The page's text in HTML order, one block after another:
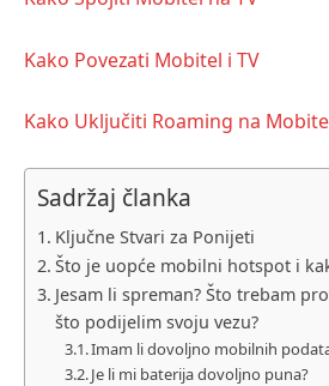
Kako Povezati Mobitel i TV
Kako Uključiti Roaming na
Sadržaj članka
Ključne Stvari za Ponijeti
Što je uopće mobilni hotspot i
Jesam li spreman? Što trebam
što podijelim svoju vezu?
Imam li dovoljno mobilnih
Je li mi baterija dovoljno puna?